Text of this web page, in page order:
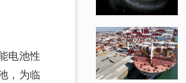
电池性
，为临